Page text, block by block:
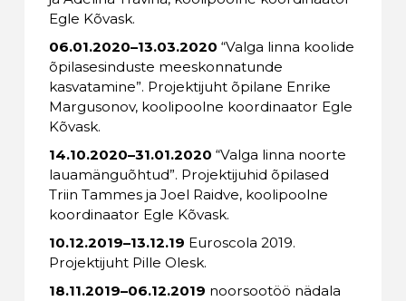
Egle Kõvask.
06.01.2020–13.03.2020 “Valga linna koolide
õpilasesinduste meeskonnatunde
kasvatamine”. Projektijuht õpilane Enrike
Margusonov, koolipoolne koordinaator Egle
Kõvask.
14.10.2020–31.01.2020 “Valga linna noorte
lauamänguõhtud”. Projektijuhid õpilased
Triin Tammes ja Joel Raidve, koolipoolne
koordinaator Egle Kõvask.
10.12.2019–13.12.19 Euroscola 2019.
Projektijuht Pille Olesk.
18.11.2019–06.12.2019 noorsootöö nädala